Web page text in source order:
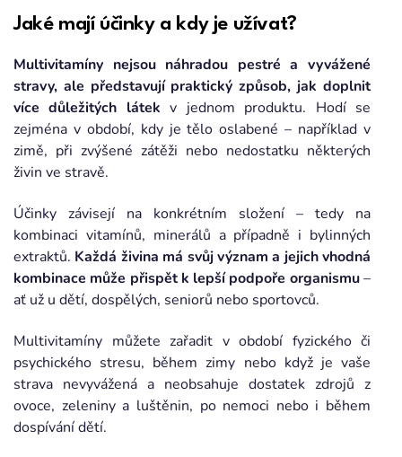
Jaké mají účinky a kdy je užívat?
Multivitamíny nejsou náhradou pestré a vyvážené
stravy, ale představují praktický způsob, jak doplnit
více důležitých látek v jednom produktu. Hodí se
zejména v období, kdy je tělo oslabené – například v
zimě, při zvýšené zátěži nebo nedostatku některých
živin ve stravě.
Účinky závisejí na konkrétním složení – tedy na
kombinaci vitamínů, minerálů a případně i bylinných
extraktů. Každá živina má svůj význam a jejich vhodná
kombinace může přispět k lepší podpoře organismu–
ať už u dětí, dospělých, seniorů nebo sportovců.
Multivitamíny můžete zařadit v období fyzického či
psychického stresu, během zimy nebo když je vaše
strava nevyvážená a neobsahuje dostatek zdrojů z
ovoce, zeleniny a luštěnin, po nemoci nebo i během
dospívání dětí.